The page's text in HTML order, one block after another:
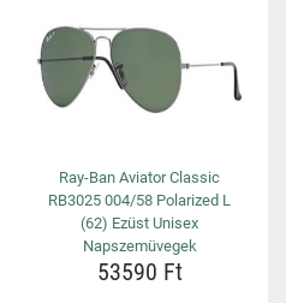
Ray-Ban Aviator Classic
RB3025 004/58 Polarized L
(62) Ezüst Unisex
Napszemüvegek
53590 Ft